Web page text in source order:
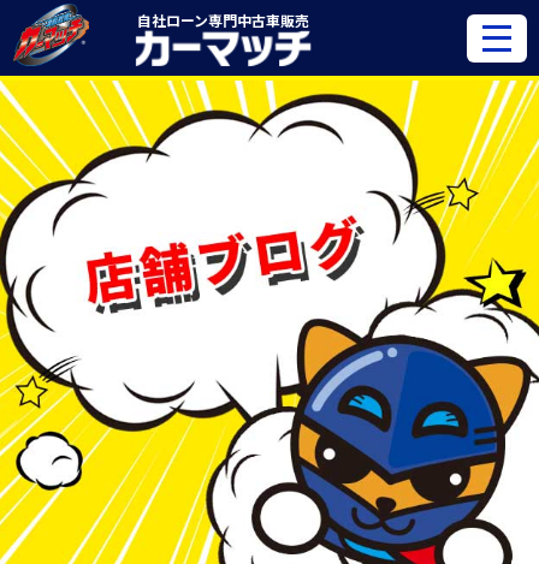
自社ローン専門中古車販売